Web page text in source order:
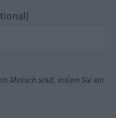
Mensch sind, indem Sie ein